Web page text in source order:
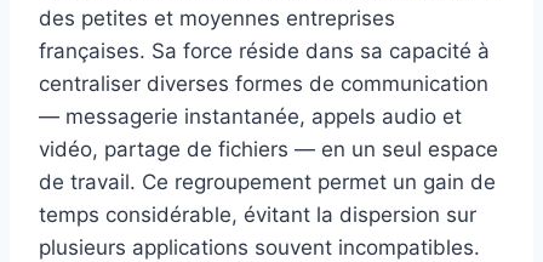
des petites et moyennes entreprises
françaises. Sa force réside dans sa capacité à
centraliser diverses formes de communication
— messagerie instantanée, appels audio et
vidéo, partage de fichiers — en un seul espace
de travail. Ce regroupement permet un gain de
temps considérable, évitant la dispersion sur
plusieurs applications souvent incompatibles.